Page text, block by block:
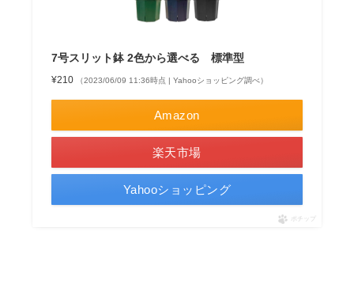
7号スリット鉢 2色から選べる 標準型
¥210 （2023/06/09 11:36時点 | Yahooショッピング調べ）
Amazon
楽天市場
Yahooショッピング
ポチップ